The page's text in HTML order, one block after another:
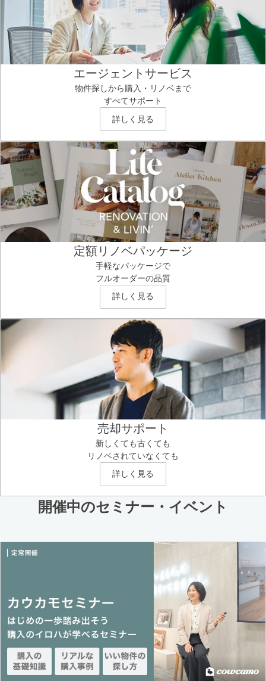
エージェントサービス
物件探しから購入・リノベまで
すべてサポート
詳しく見る
定額リノベパッケージ
手軽なパッケージで
フルオーダーの品質
詳しく見る
売却サポート
新しくても古くても
リノベされていなくても
詳しく見る
開催中のセミナー・イベント